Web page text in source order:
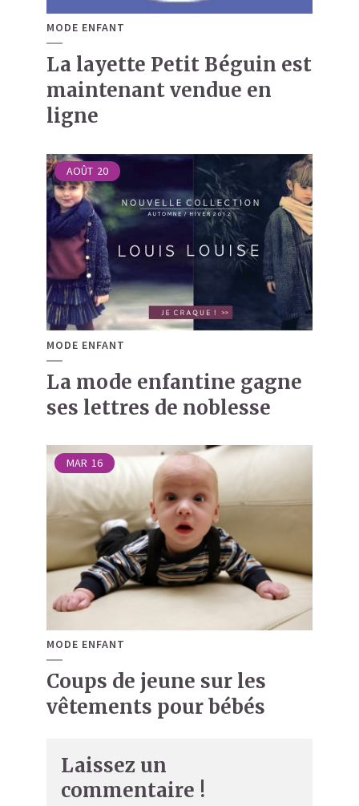
MODE ENFANT
La layette Petit Béguin est
maintenant vendue en
ligne
AOÛT 20
MODE ENFANT
La mode enfantine gagne
ses lettres de noblesse
MAR 16
MODE ENFANT
Coups de jeune sur les
vêtements pour bébés
Laissez un
commentaire !